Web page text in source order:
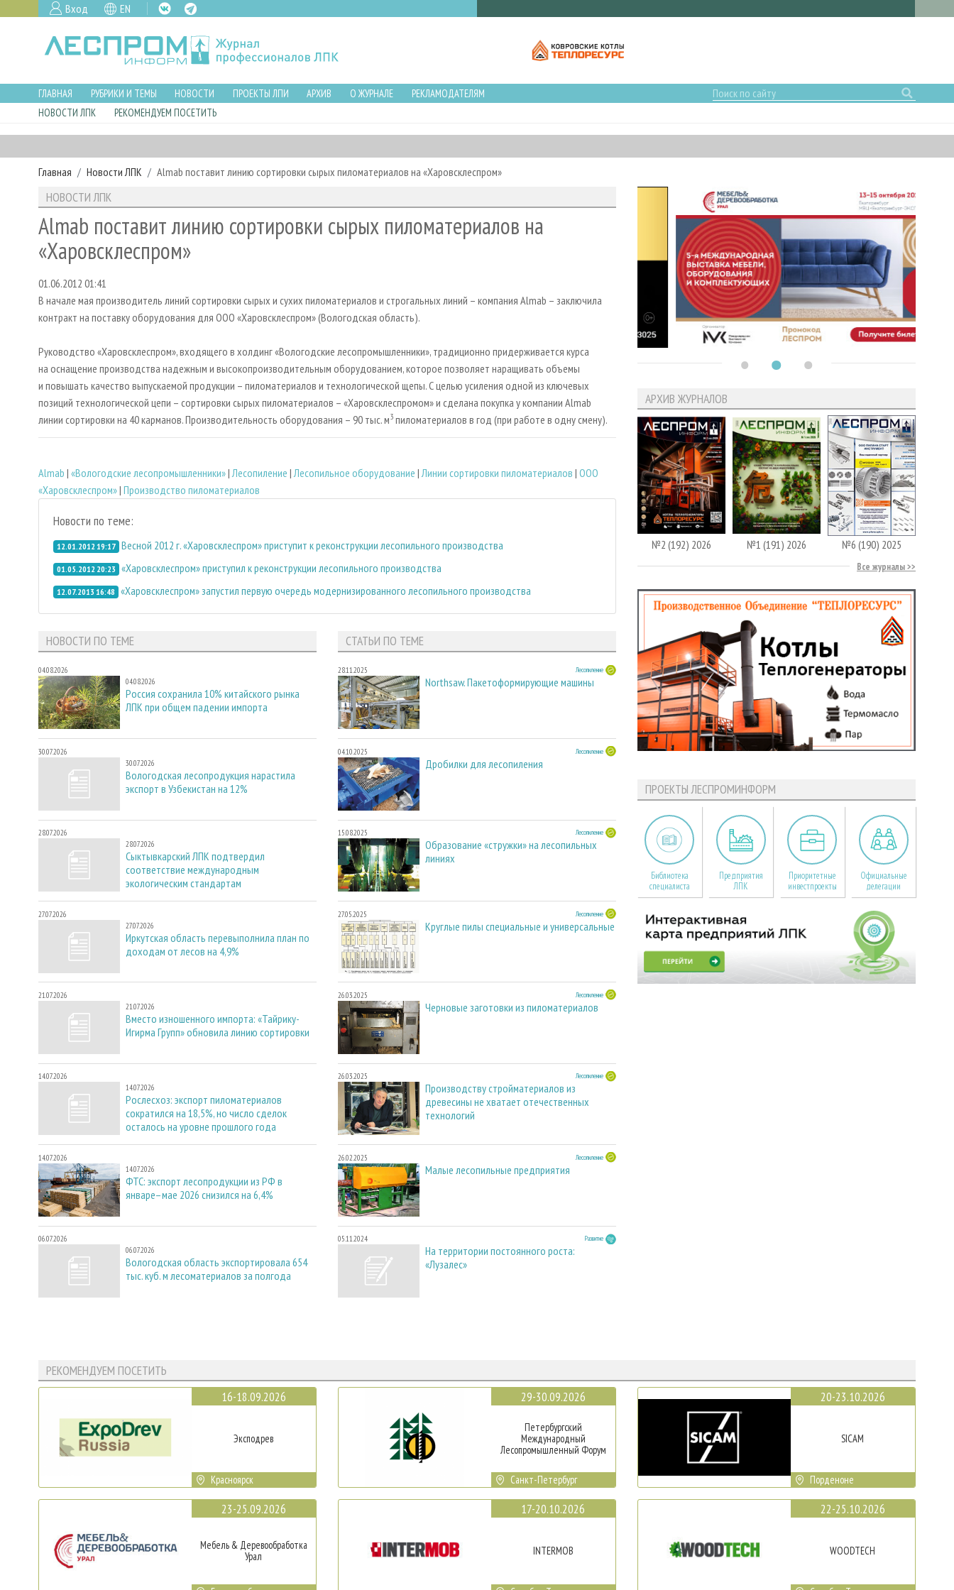
Вход EN
ГЛАВНАЯ РУБРИКИ И ТЕМЫ НОВОСТИ ПРОЕКТЫ ЛПИ АРХИВ О ЖУРНАЛЕ
РЕКЛАМОДАТЕЛЯМ
НОВОСТИ ЛПК
РЕКОМЕНДУЕМ ПОСЕТИТЬ
Главная Новости ЛПК Almab поставит линию сортировки сырых пиломатериалов на «Харовсклеспром»
НОВОСТИ ЛПК
Almab поставит линию сортировки сырых пиломатериалов на
«Харовсклеспром»
01.06.2012 01:41
В начале мая производитель линий сортировки сырых и сухих пиломатериалов и строгальных линий – компания Almab – заключила
контракт на поставку оборудования для ООО «Харовсклеспром» (Вологодская область).
Руководство «Харовсклеспром», входящего в холдинг «Вологодские лесопромышленники», традиционно придерживается курса
на оснащение производства надежным и высокопроизводительным оборудованием, которое позволяет наращивать объемы
и повышать качество выпускаемой продукции – пиломатериалов и технологической щепы. С целью усиления одной из ключевых
позиций технологической цепи – сортировки сырых пиломатериалов – «Харовсклеспромом» и сделана покупка у компании Almab
линии сортировки на 40 карманов. Производительность оборудования – 90 тыс. м3 пиломатериалов в год (при работе в одну смену).
Almab | «Вологодские лесопромышленники»| Лесопиление | Лесопильное оборудование | Линии сортировки пиломатериалов | ООО
«Харовсклеспром»| Производство пиломатериалов
Новости по теме:
12.01.2012 19:17 Весной 2012 г. «Харовсклеспром» приступит к реконструкции лесопильного производства
01.05.2012 20:23 «Харовсклеспром» приступил к реконструкции лесопильного производства
12.07.2013 16:48 «Харовсклеспром» запустил первую очередь модернизированного лесопильного производства
НОВОСТИ ПО ТЕМЕ
04.08.2026
04.08.2026
Россия сохранила 10% китайского рынка
ЛПК при общем падении импорта
30.07.2026
30.07.2026
Вологодская лесопродукция нарастила
экспорт в Узбекистан на 12%
28.07.2026
28.07.2026
Сыктывкарский ЛПК подтвердил
соответствие международным
экологическим стандартам
27.07.2026
27.07.2026
Иркутская область перевыполнила план по
доходам от лесов на 4,9%
21.07.2026
21.07.2026
Вместо изношенного импорта: «Тайрику-
Игирма Групп» обновила линию сортировки
14.07.2026
14.07.2026
Рослесхоз: экспорт пиломатериалов
сократился на 18,5%, но число сделок
осталось на уровне прошлого года
14.07.2026
14.07.2026
ФТС: экспорт лесопродукции из РФ в
январе–мае 2026 снизился на 6,4%
06.07.2026
06.07.2026
Вологодская область экспортировала 654
тыс. куб. м лесоматериалов за полгода
СТАТЬИ ПО ТЕМЕ
28.11.2025 Лесопиление
Northsaw. Пакетоформирующие машины
04.10.2025 Лесопиление
Дробилки для лесопиления
15.08.2025 Лесопиление
Образование «стружки» на лесопильных
линиях
27.05.2025 Лесопиление
Круглые пилы специальные и универсальные
26.03.2025 Лесопиление
Черновые заготовки из пиломатериалов
26.03.2025 Лесопиление
Производству стройматериалов из
древесины не хватает отечественных
технологий
26.02.2025 Лесопиление
Малые лесопильные предприятия
05.11.2024 Развитие
На территории постоянного роста:
«Лузалес»
АРХИВ ЖУРНАЛОВ
№2 (192) 2026 №1 (191) 2026 №6 (190) 2025
Все журналы
ПРОЕКТЫ ЛЕСПРОМИНФОРМ
Библиотека
специалиста
Предприятия
ЛПК
Приоритетные
инвестпроекты
Официальные
делегации
РЕКОМЕНДУЕМ ПОСЕТИТЬ
16-18.09.2026
Эксподрев
Красноярск
23-25.09.2026
Мебель & Деревообработка
Урал
29-30.09.2026
Петербургский
Международный
Лесопромышленный Форум
Санкт-Петербург
17-20.10.2026
INTERMOB
20-23.10.2026
SICAM
Порденоне
22-25.10.2026
WOODTECH